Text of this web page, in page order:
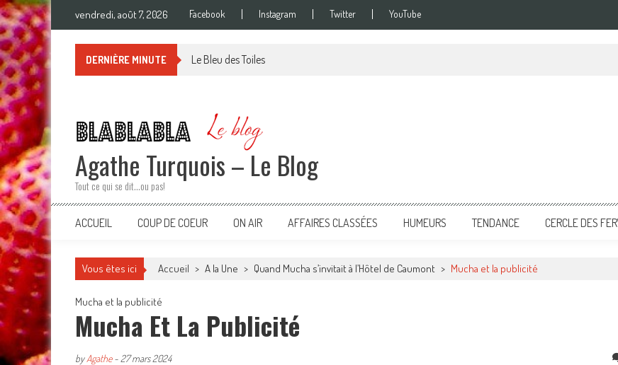
Skip
vendredi, août 7, 2026 Facebook Instagram Twitter YouTube
DERNIÈRE MINUTE Le Bleu des Toiles
Agathe Turquois – Le Blog
Tout ce qui se dit…ou pas!
ACCUEIL COUP DE COEUR ON AIR AFFAIRES CLASSÉES HUMEURS TENDANCE CERCLE DES
Vous êtes ici Accueil > A la Une > Quand Mucha s’invitait à l’Hôtel de Caumont > Mucha et la publicité
Mucha et la publicité
Mucha Et La Publicité
byAgathe- 27 mars 2024